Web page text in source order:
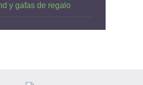
y gafas de regalo